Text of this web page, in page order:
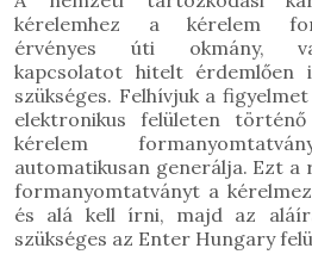
kérelemhez a kérelem
érvényes úti okmány,
kapcsolatot hitelt érdemlően
szükséges. Felhívjuk a
elektronikus felületen
kérelem
automatikusan generálja. Ezt
formanyomtatványt a
és alá kell írni, majd az
szükséges az Enter Hungary